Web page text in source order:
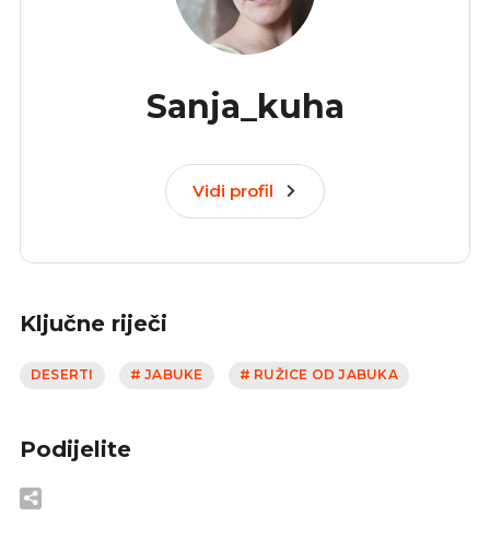
Sanja_kuha
Vidi profil
Ključne riječi
DESERTI # JABUKE # RUŽICE OD JABUKA
Podijelite